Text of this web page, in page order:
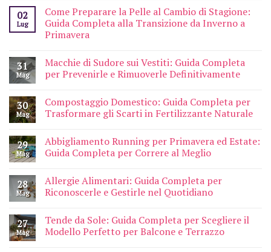
02
Lug
Come Preparare la Pelle al Cambio di Stagione:
Guida Completa alla Transizione da Inverno a
Primavera
31
Mag
Macchie di Sudore sui Vestiti: Guida Completa
per Prevenirle e Rimuoverle Definitivamente
30
Mag
Compostaggio Domestico: Guida Completa per
Trasformare gli Scarti in Fertilizzante Naturale
29
Mag
Abbigliamento Running per Primavera ed Estate:
Guida Completa per Correre al Meglio
28
Mag
Allergie Alimentari: Guida Completa per
Riconoscerle e Gestirle nel Quotidiano
27
Mag
Tende da Sole: Guida Completa per Scegliere il
Modello Perfetto per Balcone e Terrazzo